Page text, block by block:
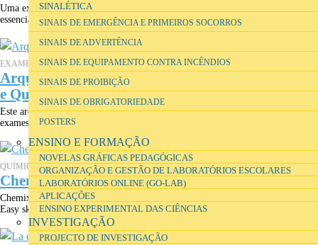
SINALÉTICA
SINAIS DE EMERGÊNCIA E PRIMEIROS SOCORROS
SINAIS DE ADVERTÊNCIA
SINAIS DE EQUIPAMENTO CONTRA INCÊNDIOS
SINAIS DE PROIBIÇÃO
SINAIS DE OBRIGATORIEDADE
POSTERS
ENSINO E FORMAÇÃO
NOVELAS GRÁFICAS PEDAGÓGICAS
ORGANIZAÇÃO E GESTÃO DE LABORATÓRIOS ESCOLARES
LABORATÓRIOS ONLINE (GO-LAB)
APLICAÇÕES
ENSINO EXPERIMENTAL DAS CIÊNCIAS
INVESTIGAÇÃO
PROJECTO DE INVESTIGAÇÃO
Uma exposição em 2005 com alguns exemplares de manuais que provêm,
essencialmente, do fundo da Direcção-Geral do Ensino Liceal (DGEL),...
EXAMES
Arquivo digital 1931-2005 dos Exames de Física
e Química
Este arquivo disponibiliza, online, a todos os interessados os enunciados dos
exames de Física e Química: exames distritais de 1931 a...
QUÍMICA
Chemix 2.0
Chemix 2.0 is a free online editor for drawing lab diagrams and apparatus.
Easy sketching for both students and school teachers.